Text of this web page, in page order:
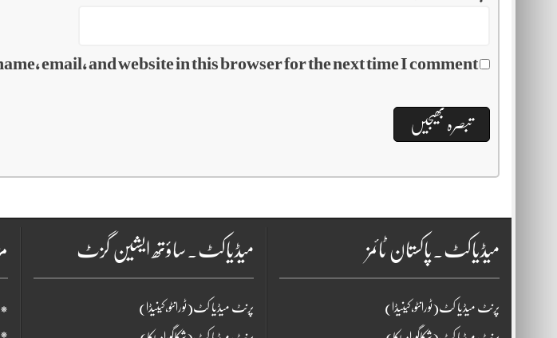
email, and website in this browser for the next time I comment.
میڈیاکٹ۔ساؤتھ ایشین گزٹ
پرنٹ میڈیا کٹ(ٹورانٹو،کینیڈا)
میڈیاکٹ۔پاکستان ٹائمز
پرنٹ میڈیا کٹ(ٹورانٹو،کینیڈا)